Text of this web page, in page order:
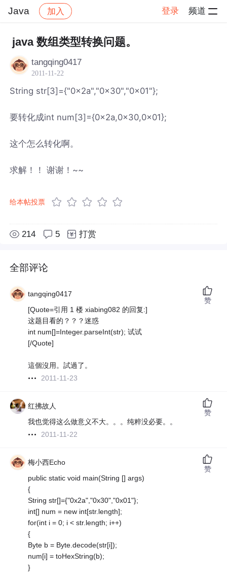
Java 加入 登录 频道
社区 Java 帖子详情
java 数组类型转换问题。
tangqing0417
2011-11-22
String str[3]={"0x2a","0x30","0x01"};
要转化成int num[3]={0x2a,0x30,0x01};
这个怎么转化啊。
求解！！ 谢谢！~~
给本帖投票
214 5 打赏
全部评论
tangqing0417
[Quote=引用 1 楼 xiabing082 的回复:]
这题目看的？？？迷惑
int num[]=Integer.parseInt(str); 试试
[/Quote]
這個沒用。試過了。
2011-11-23
赞
红拂故人
我也觉得这么做意义不大。。。纯粹没必要。。
2011-11-22
赞
梅小西Echo
public static void main(String [] args)
{
String str[]={"0x2a","0x30","0x01"};
int[] num = new int[str.length];
for(int i = 0; i < str.length; i++)
{
Byte b = Byte.decode(str[i]);
num[i] = toHexString(b);
}
赞